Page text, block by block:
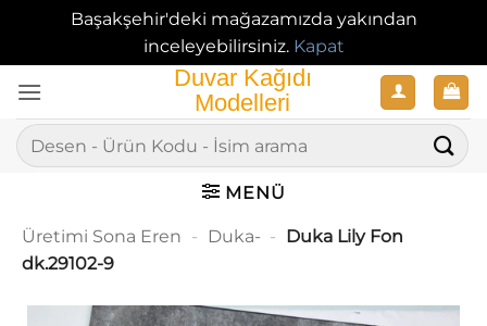
Başakşehir'deki mağazamızda yakından
inceleyebilirsiniz. Kapat
atla
Ara:
MENÜ
Üretimi Sona Eren - Duka- - Duka Lily Fon
dk.29102-9